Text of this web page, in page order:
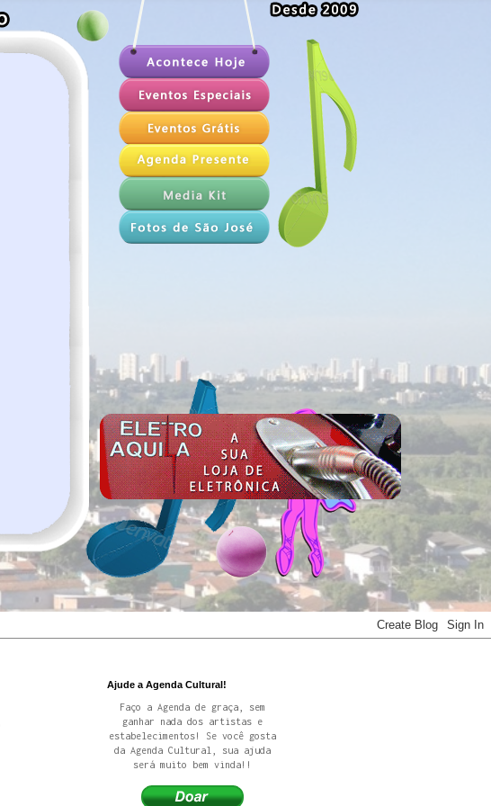
Ajude a Agenda Cultural!
Faço a Agenda de graça, sem
ganhar nada dos artistas e
estabelecimentos! Se você gosta
da Agenda Cultural, sua ajuda
será muito bem vinda!!